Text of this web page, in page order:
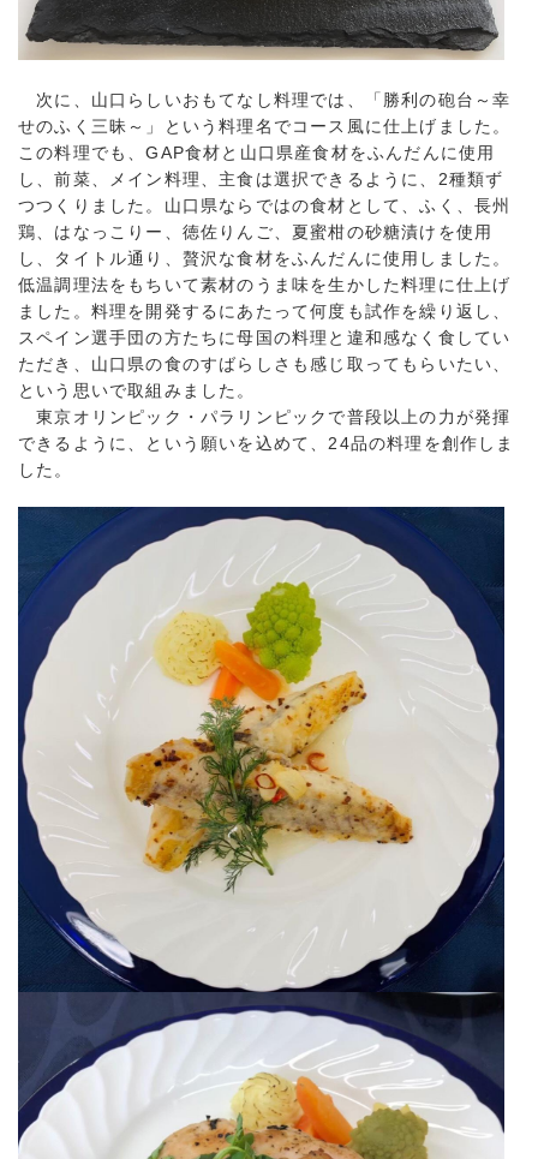
次に、山口らしいおもてなし料理では、「勝利の砲台～幸
せのふく三昧～」という料理名でコース風に仕上げました。
この料理でも、GAP食材と山口県産食材をふんだんに使用
し、前菜、メイン料理、主食は選択できるように、2種類ず
つつくりました。山口県ならではの食材として、ふく、長州
鶏、はなっこりー、徳佐りんご、夏蜜柑の砂糖漬けを使用
し、タイトル通り、贅沢な食材をふんだんに使用しました。
低温調理法をもちいて素材のうま味を生かした料理に仕上げ
ました。料理を開発するにあたって何度も試作を繰り返し、
スペイン選手団の方たちに母国の料理と違和感なく食してい
ただき、山口県の食のすばらしさも感じ取ってもらいたい、
という思いで取組みました。
東京オリンピック・パラリンピックで普段以上の力が発揮
できるように、という願いを込めて、24品の料理を創作しま
した。